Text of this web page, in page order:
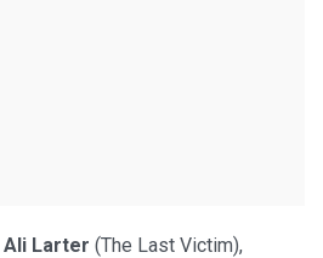
Ali Larter (The Last Victim),